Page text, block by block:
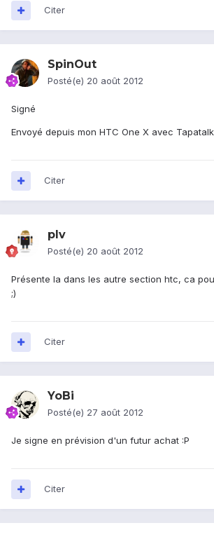
Citer
SpinOut
Posté(e) 20 août 2012
Signé
Envoyé depuis mon HTC One X avec Tapatalk
Citer
plv
Posté(e) 20 août 2012
Présente la dans les autre section htc, ca
;)
Citer
YoBi
Posté(e) 27 août 2012
Je signe en prévision d'un futur achat :P
Citer